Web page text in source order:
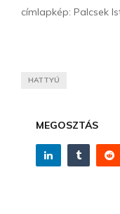
címlapkép: Palcsek
HATTYÚ
MEGOSZTÁS